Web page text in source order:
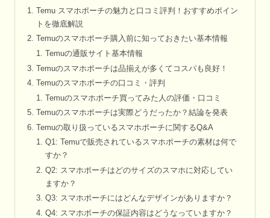
Temu スマホポーチの魅力と口コミ評判！おすすめポイン
トを徹底解説
Temuのスマホポーチ購入前に知っておきたい基本情報
Temuの通販サイト基本情報
Temuのスマホポーチは品揃えが多くてコスパも良好！
Temuのスマホポーチの口コミ・評判
Temuのスマホポーチ買ってみた人の評価・口コミ
Temuのスマホポーチは実際どうだったか？結論を発表
Temuの取り扱っているスマホポーチに関するQ&A
Q1: Temuで販売されているスマホポーチの素材は何で
すか？
Q2: スマホポーチはどのサイズのスマホに対応してい
ますか？
Q3: スマホポーチにはどんなデザインがありますか？
Q4: スマホポーチの保証内容はどうなっていますか？